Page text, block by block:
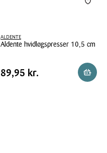
i butik
ALDENTE
Aldente hvidløgspresser 10,5 cm
hvidløgspresser
10,5
Pris
tabel
Pris 89,95 kr.
89,95 kr.